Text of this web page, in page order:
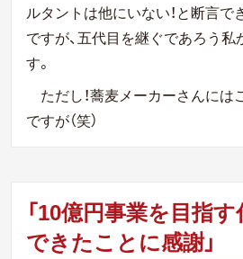
ルタントは他にいない！と断言でき
ですが、五代目を継ぐであろう私
す。
ただし！蕎麦メーカーさんに
ですが（笑）
「10億円事業を目指
できたことに感謝」